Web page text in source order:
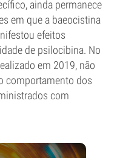
ainda permanece
em que a baeocistina
efeitos
de psilocibina. No
em 2019, não
comportamento dos
com